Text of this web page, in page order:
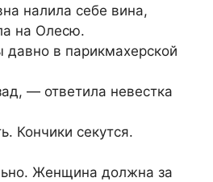
налила себе вина,
на Олесю.
в парикмахерской
— ответила невестка
Кончики секутся.
Женщина должна за